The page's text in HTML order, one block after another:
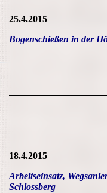
25.4.2015
Bogenschießen in der
18.4.2015
Arbeitseinsatz,
Schlossberg